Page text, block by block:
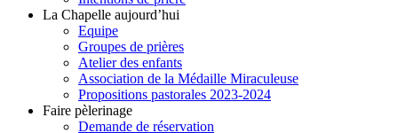
La Chapelle aujourd’hui
Equipe
Groupes de prières
Atelier des enfants
Association de la Médaille Miraculeuse
Propositions pastorales 2023-2024
Faire pèlerinage
Demande de réservation